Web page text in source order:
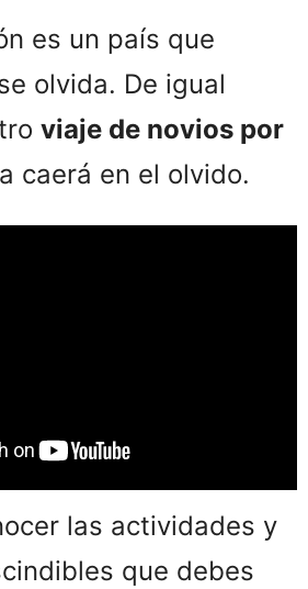
es un país que
olvida. De igual
viaje de novios por
caerá en el olvido.
las actividades y
que debes